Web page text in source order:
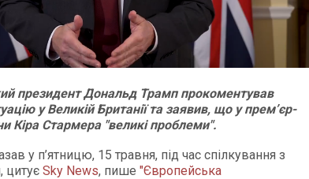
президент Дональд Трамп прокоментував
у Великій Британії та заявив, що у прем’єр-
Кіра Стармера "великі проблеми".
у п’ятницю, 15 травня, під час спілкування з
цитує Sky News, пише "Європейська